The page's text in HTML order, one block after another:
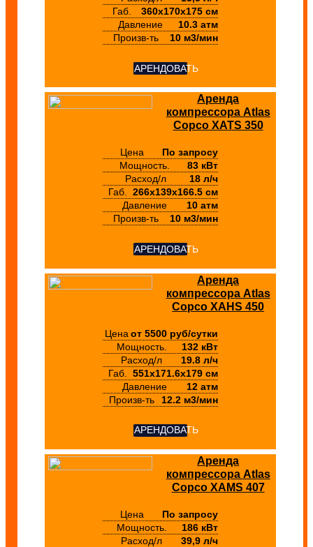
Габ.
360х170х175 см
Давление
10.3 атм
Произв-ть
10 м3/мин
АРЕНДОВАТЬ
Аренда
компрессора Atlas
Copco XATS 350
Цена
По запросу
Мощность.
83 кВт
Расход/л
18 л/ч
Габ. 266х139х166.5 см
Давление
10 атм
Произв-ть
10 м3/мин
АРЕНДОВАТЬ
Аренда
компрессора Atlas
Copco XAHS 450
Цена от 5500 руб/сутки
Мощность.
132 кВт
Расход/л
19.8 л/ч
Габ.
551х171.6х179 см
Давление
12 атм
Произв-ть
12.2 м3/мин
АРЕНДОВАТЬ
Аренда
компрессора Atlas
Copco XAMS 407
Цена
По запросу
Мощность.
186 кВт
Расход/л
39,9 л/ч